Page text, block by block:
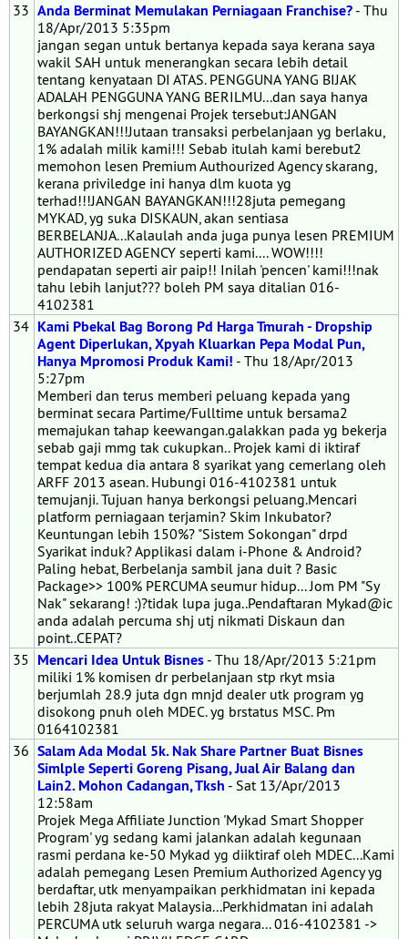
33 Anda Berminat Memulakan Perniagaan Franchise? - Thu
18/Apr/2013 5:35pm
jangan segan untuk bertanya kepada saya kerana saya
wakil SAH untuk menerangkan secara lebih detail
tentang kenyataan DI ATAS. PENGGUNA YANG BIJAK
ADALAH PENGGUNA YANG BERILMU...dan saya hanya
berkongsi shj mengenai Projek tersebut:JANGAN
BAYANGKAN!!!Jutaan transaksi perbelanjaan yg berlaku,
1% adalah milik kami!!! Sebab itulah kami berebut2
memohon lesen Premium Authourized Agency skarang,
kerana priviledge ini hanya dlm kuota yg
terhad!!!JANGAN BAYANGKAN!!!28juta pemegang
MYKAD, yg suka DISKAUN, akan sentiasa
BERBELANJA...Kalaulah anda juga punya lesen PREMIUM
AUTHORIZED AGENCY seperti kami.... WOW!!!!
pendapatan seperti air paip!! Inilah 'pencen' kami!!!nak
tahu lebih lanjut??? boleh PM saya ditalian 016-
4102381
34 Kami Pbekal Bag Borong Pd Harga Tmurah - Dropship
Agent Diperlukan, Xpyah Kluarkan Pepa Modal Pun,
Hanya Mpromosi Produk Kami! - Thu 18/Apr/2013
5:27pm
Memberi dan terus memberi peluang kepada yang
berminat secara Partime/Fulltime untuk bersama2
memajukan tahap keewangan.galakkan pada yg bekerja
sebab gaji mmg tak cukupkan.. Projek kami di iktiraf
tempat kedua dia antara 8 syarikat yang cemerlang oleh
ARFF 2013 asean. Hubungi 016-4102381 untuk
temujanji. Tujuan hanya berkongsi peluang.Mencari
platform perniagaan terjamin? Skim Inkubator?
Keuntungan lebih 150%? "Sistem Sokongan" drpd
Syarikat induk? Applikasi dalam i-Phone & Android?
Paling hebat, Berbelanja sambil jana duit ? Basic
Package>> 100% PERCUMA seumur hidup... Jom PM "Sy
Nak" sekarang! :)?tidak lupa juga..Pendaftaran Mykad@ic
anda adalah percuma shj utj nikmati Diskaun dan
point..CEPAT?
35 Mencari Idea Untuk Bisnes - Thu 18/Apr/2013 5:21pm
miliki 1% komisen dr perbelanjaan stp rkyt msia
berjumlah 28.9 juta dgn mnjd dealer utk program yg
disokong pnuh oleh MDEC. yg brstatus MSC. Pm
0164102381
36 Salam Ada Modal 5k. Nak Share Partner Buat Bisnes
Simlple Seperti Goreng Pisang, Jual Air Balang dan
Lain2. Mohon Cadangan, Tksh - Sat 13/Apr/2013
12:58am
Projek Mega Affiliate Junction 'Mykad Smart Shopper
Program' yg sedang kami jalankan adalah kegunaan
rasmi perdana ke-50 Mykad yg diiktiraf oleh MDEC...Kami
adalah pemegang Lesen Premium Authorized Agency yg
berdaftar, utk menyampaikan perkhidmatan ini kepada
lebih 28juta rakyat Malaysia...Perkhidmatan ini adalah
PERCUMA utk seluruh warga negara... 016-4102381 ->